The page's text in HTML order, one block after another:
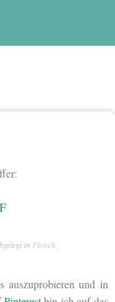
in Fleisch
auszuprobieren und in